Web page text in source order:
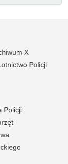
X
Policji
Policji